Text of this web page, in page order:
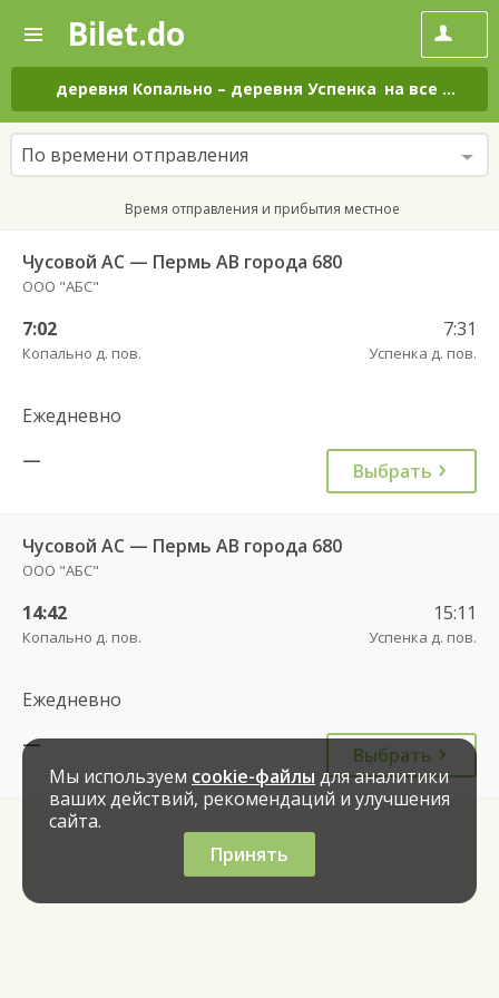
—
Поиск
и
покупка
билетов
на
автобус
онлайн
Bilet.do
деревня Копально – деревня Успенка на все дни
По времени отправления
Время отправления и прибытия местное
Чусовой АС — Пермь АВ города 680
ООО "АБС"
7:02
Копально д. пов.
7:31
Успенка д. пов.
Ежедневно
—
Выбрать
Чусовой АС — Пермь АВ города 680
ООО "АБС"
14:42
Копально д. пов.
15:11
Успенка д. пов.
Ежедневно
—
Выбрать
Мы используем cookie-файлы для аналитики
ваших действий, рекомендаций и улучшения
сайта.
Принять